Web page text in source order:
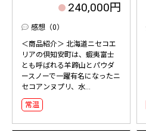
240,000円
感想（0）
＜商品紹介＞ 北海道ニセコエ
リアの倶知安町は、蝦夷富士
とも呼ばれる羊蹄山とパウダ
ースノーで一躍有名になったニ
セコアンヌプリ、水...
常温